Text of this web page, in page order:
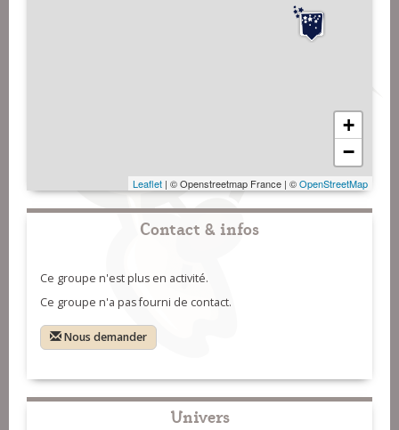
+
−
Leaflet | © Openstreetmap France | ©OpenStreetMap
Contact & infos
Ce groupe n'est plus en activité.
Ce groupe n'a pas fourni de contact.
Nous demander
Univers